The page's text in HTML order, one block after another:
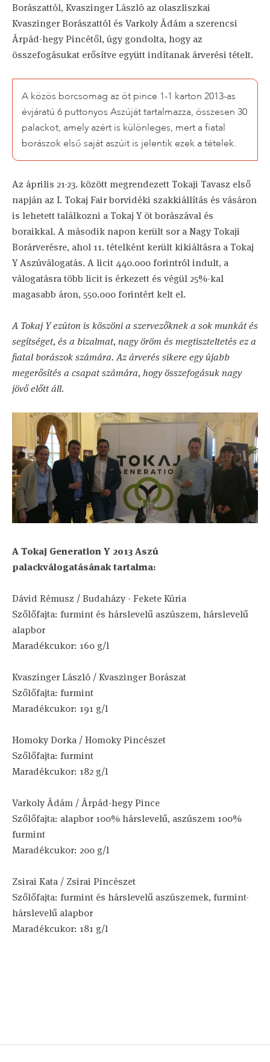
Borászattól, Kvaszinger László az olaszliszkai
Kvaszinger Borászattól és Varkoly Ádám a szerencsi
Árpád-hegy Pincétől, úgy gondolta, hogy az
összefogásukat erősítve együtt indítanak árverési tételt.
A közös borcsomag az öt pince 1-1 karton 2013-as
évjáratú 6 puttonyos Aszúját tartalmazza, összesen 30
palackot, amely azért is különleges, mert a fiatal
borászok első saját aszúit is jelentik ezek a tételek.
Az április 21-23. között megrendezett Tokaji Tavasz első
napján az I. Tokaj Fair borvidéki szakkiállítás és vásáron
is lehetett találkozni a Tokaj Y öt borászával és
boraikkal. A második napon került sor a Nagy Tokaji
Borárverésre, ahol 11. tételként került kikiáltásra a Tokaj
Y Aszúválogatás. A licit 440.000 forintról indult, a
válogatásra több licit is érkezett és végül 25%-kal
magasabb áron, 550.000 forintért kelt el.
A Tokaj Y ezúton is köszöni a szervezőknek a sok munkát és
segítséget, és a bizalmat, nagy öröm és megtiszteltetés ez a
fiatal borászok számára. Az árverés sikere egy újabb
megerősítés a csapat számára, hogy összefogásuk nagy
jövő előtt áll.
A Tokaj Generation Y 2013 Aszú
palackválogatásának tartalma:
Dávid Rémusz / Budaházy - Fekete Kúria
Szőlőfajta: furmint és hárslevelű aszúszem, hárslevelű
alapbor
Maradékcukor: 160 g/l
Kvaszinger László / Kvaszinger Borászat
Szőlőfajta: furmint
Maradékcukor: 191 g/l
Homoky Dorka / Homoky Pincészet
Szőlőfajta: furmint
Maradékcukor: 182 g/l
Varkoly Ádám / Árpád-hegy Pince
Szőlőfajta: alapbor 100% hárslevelű, aszúszem 100%
furmint
Maradékcukor: 200 g/l
Zsirai Kata / Zsirai Pincészet
Szőlőfajta: furmint és hárslevelű aszúszemek, furmint-
hárslevelű alapbor
Maradékcukor: 181 g/l